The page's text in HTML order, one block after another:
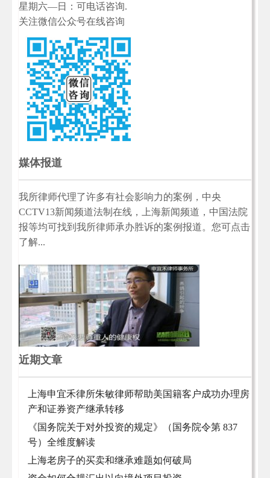
星期六—日：可电话咨询.
关注微信公众号在线咨询
媒体报道
我所律师代理了许多有社会影响力的案例，中央
CCTV13新闻频道法制在线，上海新闻频道，中国法院
报等均可找到我所律师承办胜诉的案例报道。您可点击
了解...
近期文章
上海申宜禾律所朱敏律师帮助美国籍客户成功办理房
产和证券资产继承转移
《国务院关于对外投资的规定》（国务院令第 837
号）全维度解读
上海老房子的买卖和继承难题如何破局